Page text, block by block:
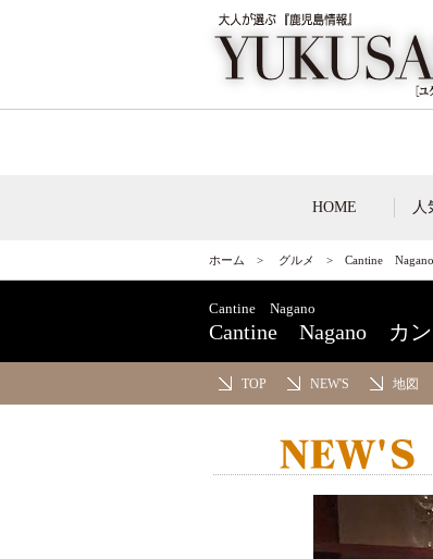
HOME 人
ホーム > グルメ > Cantine
Cantine Nagano
Cantine Nagano カ
TOP NEW'S 地図